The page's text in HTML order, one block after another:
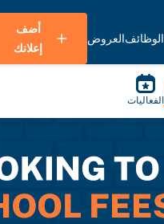
الوظائفالعروض
أضف
إعلانك
الفعاليات